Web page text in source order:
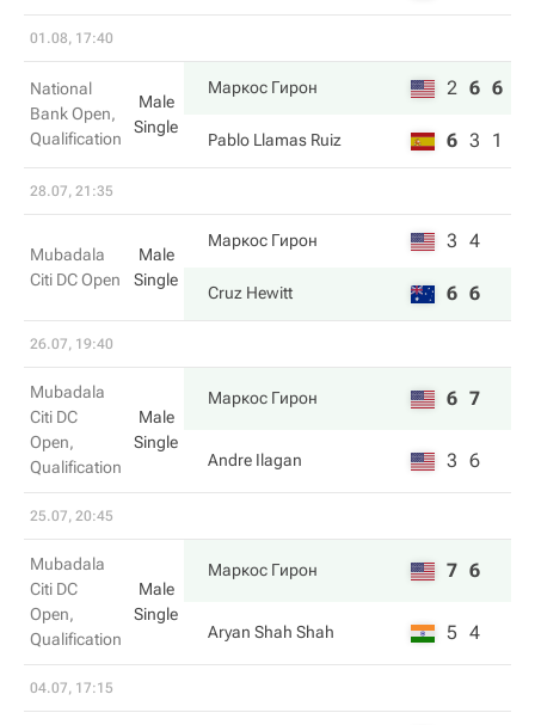
01.08, 17:40
National
Bank Open,
Qualification
Male
Single
Маркос Гирон 2 6 6
Pablo Llamas Ruiz 6 3 1
28.07, 21:35
Mubadala
Citi DC Open
Male
Single
Маркос Гирон 3 4
Cruz Hewitt 6 6
26.07, 19:40
Mubadala
Citi DC
Open,
Qualification
Male
Single
Маркос Гирон 6 7
Andre Ilagan 3 6
25.07, 20:45
Mubadala
Citi DC
Open,
Qualification
Male
Single
Маркос Гирон 7 6
Aryan Shah Shah 5 4
04.07, 17:15